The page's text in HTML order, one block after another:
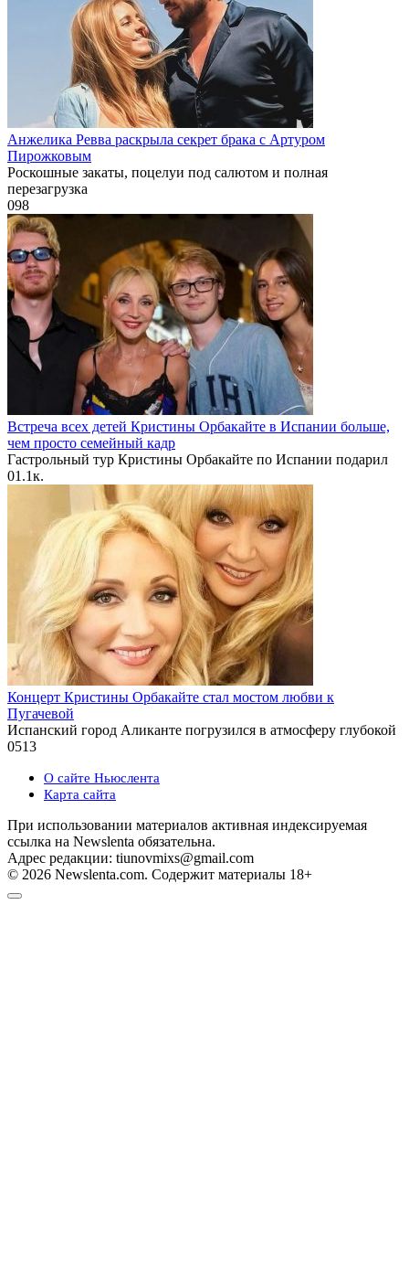
Анжелика Ревва раскрыла секрет брака с Артуром
Пирожковым
Роскошные закаты, поцелуи под салютом и полная
перезагрузка
098
Встреча всех детей Кристины Орбакайте в Испании больше,
чем просто семейный кадр
Гастрольный тур Кристины Орбакайте по Испании подарил
01.1к.
Концерт Кристины Орбакайте стал мостом любви к
Пугачевой
Испанский город Аликанте погрузился в атмосферу глубокой
0513
О сайте Ньюслента
Карта сайта
При использовании материалов активная индексируемая
ссылка на Newslenta обязательна.
Адрес редакции: tiunovmixs@gmail.com
© 2026 Newslenta.com. Содержит материалы 18+